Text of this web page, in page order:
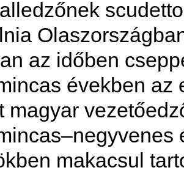
az időben
években
magyar
makacsul